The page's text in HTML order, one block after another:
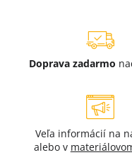
Doprava zadarmo
Veľa informácií na
alebo v